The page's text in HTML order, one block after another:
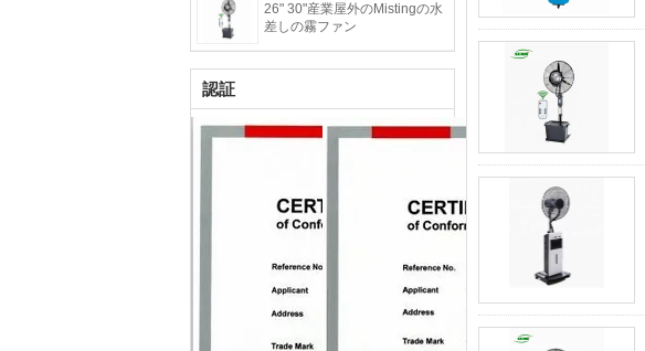
26" 30"産業屋外のMistingの水
差しの霧ファン
認証